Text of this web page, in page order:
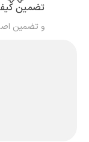
تضمین
و تضمین